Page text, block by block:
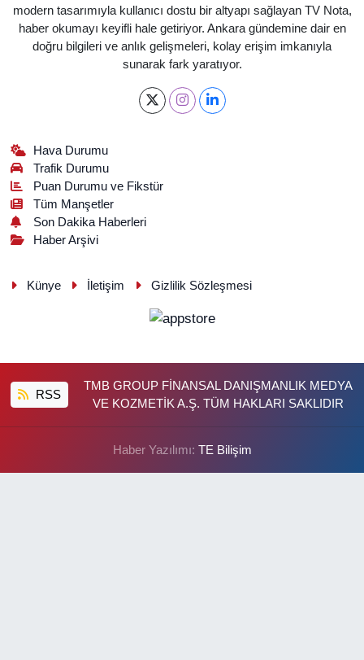
modern tasarımıyla kullanıcı dostu bir altyapı sağlayan TV Nota,
haber okumayı keyifli hale getiriyor. Ankara gündemine dair en
doğru bilgileri ve anlık gelişmeleri, kolay erişim imkanıyla
sunarak fark yaratıyor.
Hava Durumu
Trafik Durumu
Puan Durumu ve Fikstür
Tüm Manşetler
Son Dakika Haberleri
Haber Arşivi
Künye İletişim Gizlilik Sözleşmesi
RSS
TMB GROUP FİNANSAL DANIŞMANLIK MEDYA
VE KOZMETİK A.Ş. TÜM HAKLARI SAKLIDIR
Haber Yazılımı: TE Bilişim